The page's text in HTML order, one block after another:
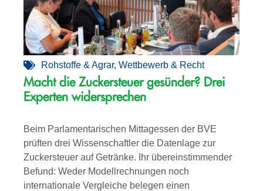
Rohstoffe & Agrar, Wettbewerb & Recht
Macht die Zuckersteuer gesünder? Drei
Experten widersprechen
Beim Parlamentarischen Mittagessen der BVE
prüften drei Wissenschaftler die Datenlage zur
Zuckersteuer auf Getränke. Ihr übereinstimmender
Befund: Weder Modellrechnungen noch
internationale Vergleiche belegen einen